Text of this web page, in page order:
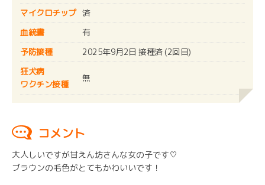
マイクロチップ 済
血統書
有
予防接種
2025年9月2日 接種済 (2回目)
狂犬病
ワクチン接種
無
コメント
大人しいですが甘えん坊さんな女の子です♡
ブラウンの毛色がとてもかわいいです！